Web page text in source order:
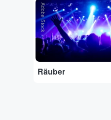
Adobe Stock
Räuber